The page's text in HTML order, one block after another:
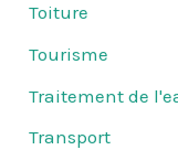
Toiture
Tourisme
Traitement de
Transport